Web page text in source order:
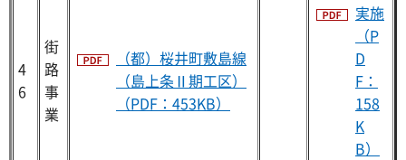
4
6
街
路
事
業
（都）桜井町敷島線
（島上条Ⅱ期工区）
（PDF：453KB）
実施
（P
D
F：
158
K
B）